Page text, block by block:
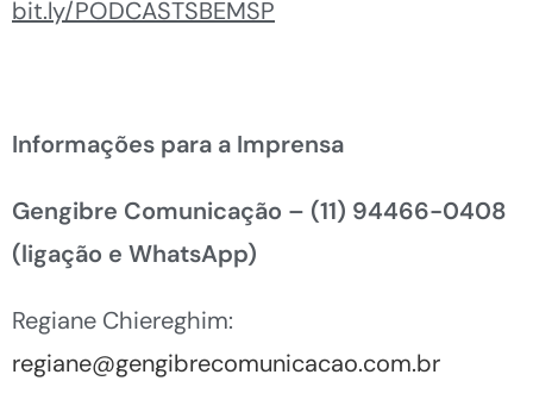
bit.ly/PODCASTSBEMSP
Informações para a Imprensa
Gengibre Comunicação – (11) 94466-0408
(ligação e WhatsApp)
Regiane Chiereghim:
regiane@gengibrecomunicacao.com.br